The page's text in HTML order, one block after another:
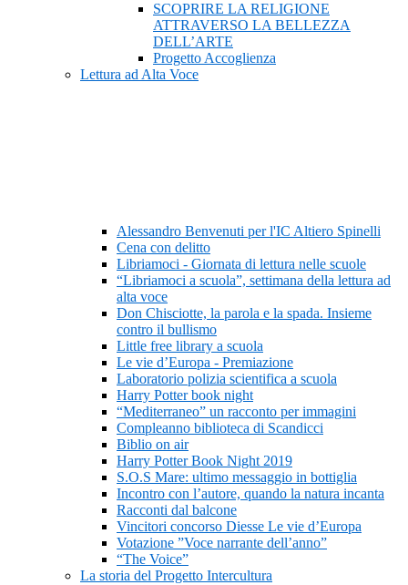
SCOPRIRE LA RELIGIONE
ATTRAVERSO LA BELLEZZA
DELL’ARTE
Progetto Accoglienza
Lettura ad Alta Voce
Alessandro Benvenuti per l'IC Altiero Spinelli
Cena con delitto
Libriamoci - Giornata di lettura nelle scuole
“Libriamoci a scuola”, settimana della lettura ad
alta voce
Don Chisciotte, la parola e la spada. Insieme
contro il bullismo
Little free library a scuola
Le vie d’Europa - Premiazione
Laboratorio polizia scientifica a scuola
Harry Potter book night
“Mediterraneo” un racconto per immagini
Compleanno biblioteca di Scandicci
Biblio on air
Harry Potter Book Night 2019
S.O.S Mare: ultimo messaggio in bottiglia
Incontro con l’autore, quando la natura incanta
Racconti dal balcone
Vincitori concorso Diesse Le vie d’Europa
Votazione ”Voce narrante dell’anno”
“The Voice”
La storia del Progetto Intercultura